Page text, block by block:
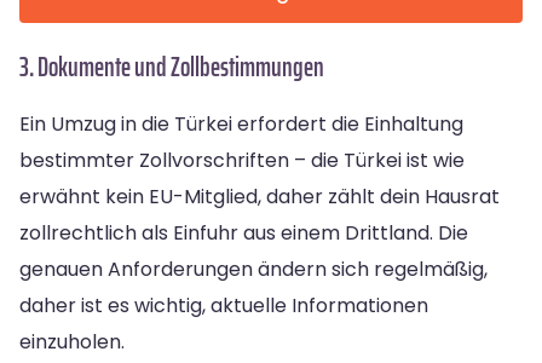
3. Dokumente und Zollbestimmungen
Ein Umzug in die Türkei erfordert die Einhaltung
bestimmter Zollvorschriften – die Türkei ist wie
erwähnt kein EU-Mitglied, daher zählt dein Hausrat
zollrechtlich als Einfuhr aus einem Drittland. Die
genauen Anforderungen ändern sich regelmäßig,
daher ist es wichtig, aktuelle Informationen
einzuholen.